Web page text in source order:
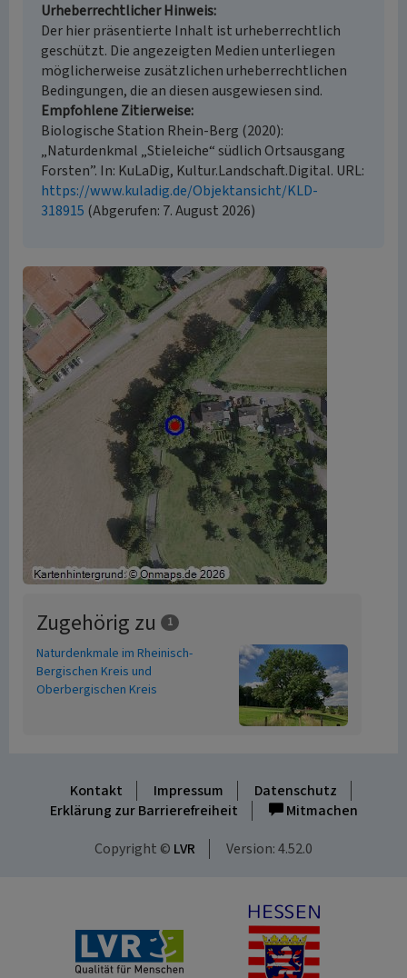
Urheberrechtlicher Hinweis
Der hier präsentierte Inhalt ist urheberrechtlich
geschützt. Die angezeigten Medien unterliegen
möglicherweise zusätzlichen urheberrechtlichen
Bedingungen, die an diesen ausgewiesen sind.
Empfohlene Zitierweise
Biologische Station Rhein-Berg (2020):
„Naturdenkmal „Stieleiche“ südlich Ortsausgang
Forsten”. In: KuLaDig, Kultur.Landschaft.Digital. URL:
https://www.kuladig.de/Objektansicht/KLD-
318915 (Abgerufen: 7. August 2026)
Zugehörig zu 1
Naturdenkmale im Rheinisch-
Bergischen Kreis und
Oberbergischen Kreis
Kontakt Impressum
Datenschutz
Erklärung zur Barrierefreiheit
Mitmachen
Copyright © LVR Version: 4.52.0